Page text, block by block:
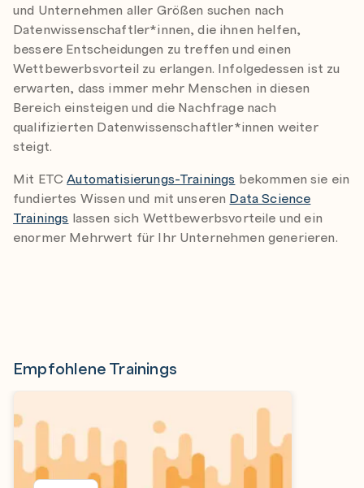
und Unternehmen aller Größen suchen nach
Datenwissenschaftler*innen, die ihnen helfen,
bessere Entscheidungen zu treffen und einen
Wettbewerbsvorteil zu erlangen. Infolgedessen ist zu
erwarten, dass immer mehr Menschen in diesen
Bereich einsteigen und die Nachfrage nach
qualifizierten Datenwissenschaftler*innen weiter
steigt.
Mit ETCAutomatisierungs-Trainings bekommen sie ein
fundiertes Wissen und mit unseren Data Science
Trainings lassen sich Wettbewerbsvorteile und ein
enormer Mehrwert für Ihr Unternehmen generieren.
Empfohlene Trainings